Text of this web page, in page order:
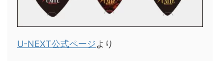
U-NEXT公式ページより